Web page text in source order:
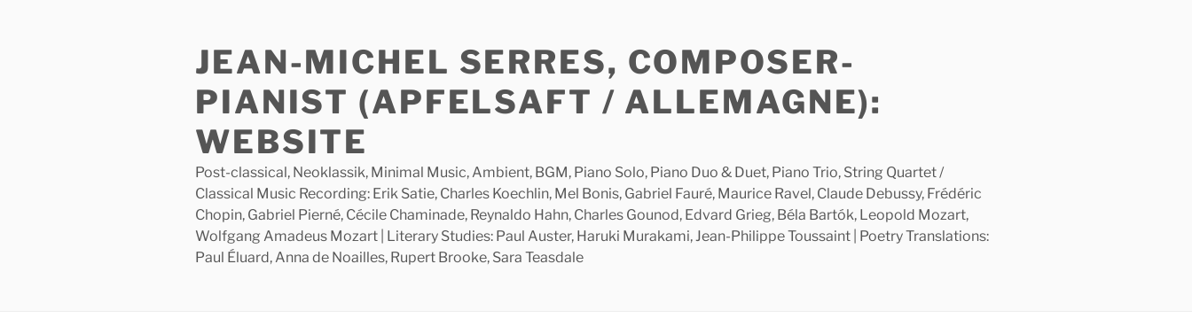
JEAN-MICHEL SERRES, COMPOSER-
PIANIST (APFELSAFT / ALLEMAGNE):
WEBSITE
Post-classical, Neoklassik, Minimal Music, Ambient, BGM, Piano Solo, Piano Duo & Duet, Piano Trio, String Quartet /
Classical Music Recording: Erik Satie, Charles Koechlin, Mel Bonis, Gabriel Fauré, Maurice Ravel, Claude Debussy, Frédéric
Chopin, Gabriel Pierné, Cécile Chaminade, Reynaldo Hahn, Charles Gounod, Edvard Grieg, Béla Bartók, Leopold Mozart,
Wolfgang Amadeus Mozart | Literary Studies: Paul Auster, Haruki Murakami, Jean-Philippe Toussaint | Poetry Translations:
Paul Éluard, Anna de Noailles, Rupert Brooke, Sara Teasdale